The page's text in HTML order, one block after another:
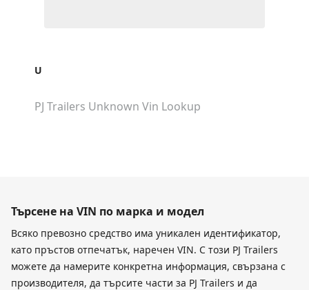
U
PJ Trailers Unknown Vin Lookup
Търсене на VIN по марка и модел
Всяко превозно средство има уникален идентификатор,
като пръстов отпечатък, наречен VIN. С този PJ Trailers
можете да намерите конкретна информация, свързана с
производителя, да търсите части за PJ Trailers и да